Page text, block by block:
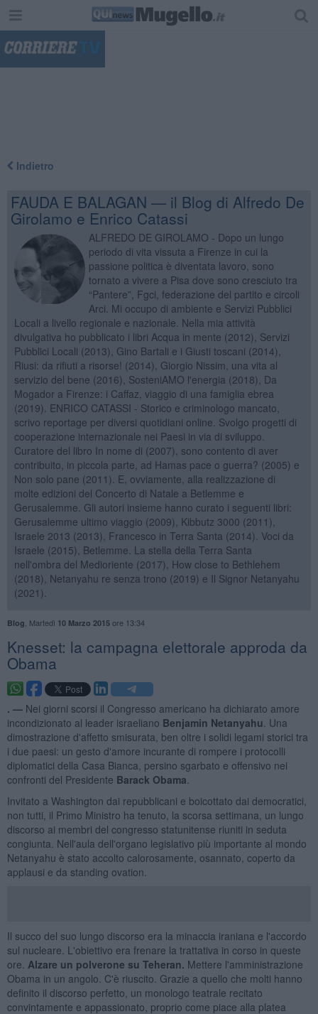
Indietro
FAUDA E BALAGAN — il Blog di Alfredo De
Girolamo e Enrico Catassi
ALFREDO DE GIROLAMO - Dopo un lungo
periodo di vita vissuta a Firenze in cui la
passione politica è diventata lavoro, sono
tornato a vivere a Pisa dove sono cresciuto tra
“Pantere”, Fgci, federazione del partito e circoli
Arci. Mi occupo di ambiente e Servizi Pubblici
Locali a livello regionale e nazionale. Nella mia attività
divulgativa ho pubblicato i libri Acqua in mente (2012), Servizi
Pubblici Locali (2013), Gino Bartali e i Giusti toscani (2014),
Riusi: da rifiuti a risorse! (2014), Giorgio Nissim, una vita al
servizio del bene (2016), SosteniAMO l'energia (2018), Da
Mogador a Firenze: i Caffaz, viaggio di una famiglia ebrea
(2019). ENRICO CATASSI - Storico e criminologo mancato,
scrivo reportage per diversi quotidiani online. Svolgo progetti di
cooperazione internazionale nei Paesi in via di sviluppo.
Curatore del libro In nome di (2007), sono contento di aver
contribuito, in piccola parte, ad Hamas pace o guerra? (2005) e
Non solo pane (2011). E, ovviamente, alla realizzazione di
molte edizioni del Concerto di Natale a Betlemme e
Gerusalemme. Gli autori insieme hanno curato i seguenti libri:
Gerusalemme ultimo viaggio (2009), Kibbutz 3000 (2011),
Israele 2013 (2013), Francesco in Terra Santa (2014). Voci da
Israele (2015), Betlemme. La stella della Terra Santa
nell'ombra del Medioriente (2017), How close to Bethlehem
(2018), Netanyahu re senza trono (2019) e Il Signor Netanyahu
(2021).
Blog Martedì 10 Marzo 2015ore 13:34
Knesset: la campagna elettorale approda da
Obama
. — Nei giorni scorsi il Congresso americano ha dichiarato amore
incondizionato al leader israeliano Benjamin Netanyahu . Una
dimostrazione d'affetto smisurata, ben oltre i solidi legami storici tra
i due paesi: un gesto d'amore incurante di rompere i protocolli
diplomatici della Casa Bianca, persino sgarbato e offensivo nei
confronti del Presidente Barack Obama
Invitato a Washington dai repubblicani e boicottato dai democratici,
non tutti, il Primo Ministro ha tenuto, la scorsa settimana, un lungo
discorso ai membri del congresso statunitense riuniti in seduta
congiunta. Nell'aula dell'organo legislativo più importante al mondo
Netanyahu è stato accolto calorosamente, osannato, coperto da
applausi e da standing ovation.
Il succo del suo lungo discorso era la minaccia iraniana e l'accordo
sul nucleare. L'obiettivo era frenare la trattativa in corso in queste
ore. Alzare un polverone su Teheran. Mettere l'amministrazione
Obama in un angolo. C'è riuscito. Grazie a quello che molti hanno
definito il discorso perfetto, un monologo teatrale recitato
convintamente e appassionato, proprio come piace alla platea